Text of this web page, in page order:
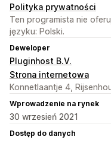
Polityka prywatności
Ten programista nie
języku: Polski.
Deweloper
Pluginhost B.V.
Strona internetowa
Konnetlaantje 4,
Wprowadzenie na rynek
30 wrzesień 2021
Dostęp do danych